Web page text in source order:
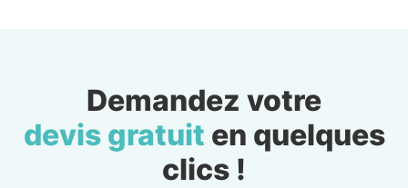
Demandez votre
devis gratuit en quelques
clics !